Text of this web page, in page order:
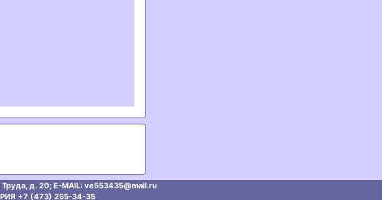
д. 20; E-MAIL: ve553435@mаil.ru
+7 (473) 255-34-35